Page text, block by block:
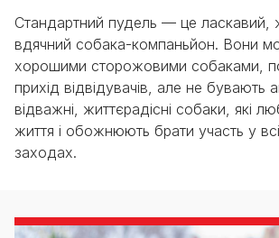
Стандартний пудель — це ласкавий,
вдячний собака-компаньйон. Вони
хорошими сторожовими собаками,
прихід відвідувачів, але не бувають
відважні, життєрадісні собаки, які
життя і обожнюють брати участь у
заходах.